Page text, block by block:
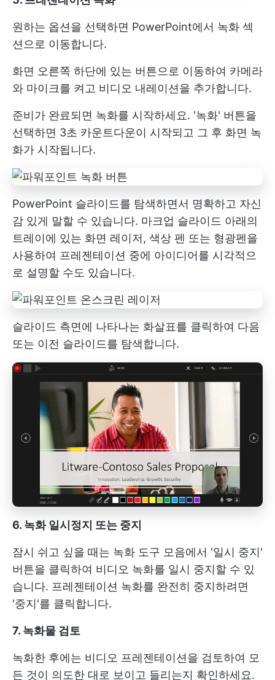
원하는 옵션을 선택하면 PowerPoint에서 녹화 섹
션으로 이동합니다.
화면 오른쪽 하단에 있는 버튼으로 이동하여 카메라
와 마이크를 켜고 비디오 내레이션을 추가합니다.
준비가 완료되면 녹화를 시작하세요. '녹화' 버튼을
선택하면 3초 카운트다운이 시작되고 그 후 화면 녹
화가 시작됩니다.
PowerPoint 슬라이드를 탐색하면서 명확하고 자신
감 있게 말할 수 있습니다. 마크업 슬라이드 아래의
트레이에 있는 화면 레이저, 색상 펜 또는 형광펜을
사용하여 프레젠테이션 중에 아이디어를 시각적으
로 설명할 수도 있습니다.
슬라이드 측면에 나타나는 화살표를 클릭하여 다음
또는 이전 슬라이드를 탐색합니다.
6. 녹화 일시정지 또는 중지
잠시 쉬고 싶을 때는 녹화 도구 모음에서 '일시 중지'
버튼을 클릭하여 비디오 녹화를 일시 중지할 수 있
습니다. 프레젠테이션 녹화를 완전히 중지하려면
'중지'를 클릭합니다.
7. 녹화물 검토
녹화한 후에는 비디오 프레젠테이션을 검토하여 모
든 것이 의도한 대로 보이고 들리는지 확인하세요.